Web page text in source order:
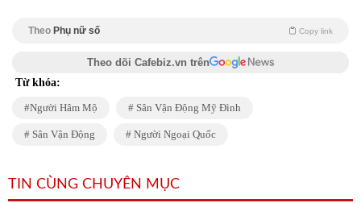
Theo Phụ nữ số Copy link
Theo dõi Cafebiz.vn trên
Từ khóa:
Người Hâm Mộ Sân Vận Động Mỹ Đình
Sân Vận Động Người Ngoại Quốc
TIN CÙNG CHUYÊN MỤC